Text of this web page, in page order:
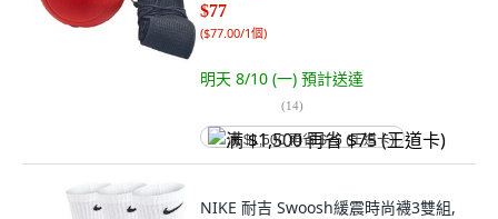
$77
($77.00/1個)
明天 8/10 (一) 預計送達
(14)
满 $1,500 再省 $75 (王道卡)
NIKE 耐吉 Swoosh緩震時尚襪3雙組,